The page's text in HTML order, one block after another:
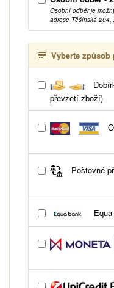
Osobní odběr je
adrese Těšínská 204,
Vyberte způsob
převzetí zboží)
Poštovné